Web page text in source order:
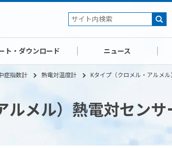
ト・ダウンロード ニュース
症指数計 熱電対温度計 Kタイプ（クロメル・アルメ
ルメル）熱電対セン